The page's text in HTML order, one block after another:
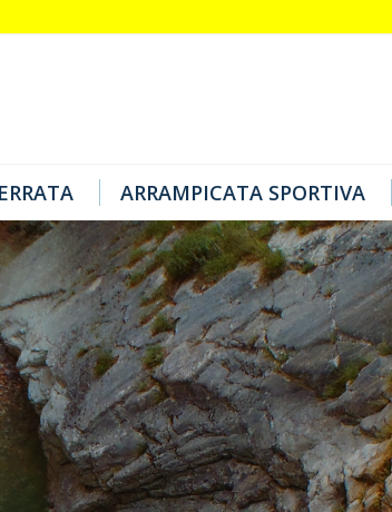
ARRAMPICATA SPORTIVA